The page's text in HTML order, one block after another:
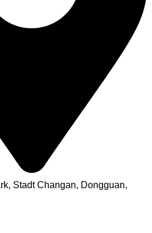
Stadt Changan, Dongguan,